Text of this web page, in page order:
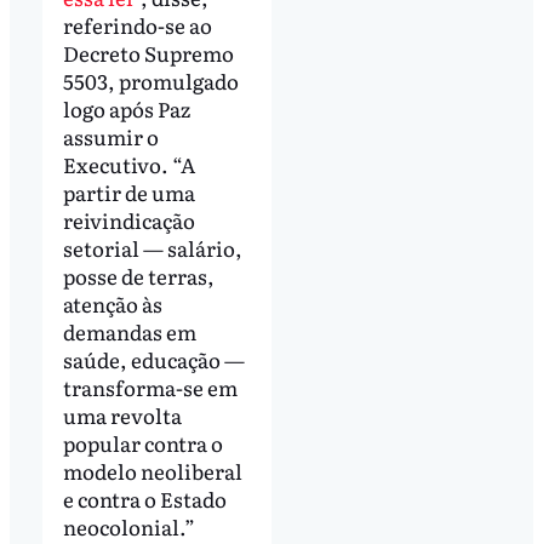
referindo-se ao
Decreto Supremo
5503, promulgado
logo após Paz
assumir o
Executivo. “A
partir de uma
reivindicação
setorial — salário,
posse de terras,
atenção às
demandas em
saúde, educação —
transforma-se em
uma revolta
popular contra o
modelo neoliberal
e contra o Estado
neocolonial.”